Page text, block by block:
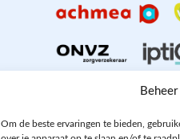
Om de beste ervaringen te bieden,